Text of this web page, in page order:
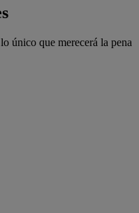
único que merecerá la pena